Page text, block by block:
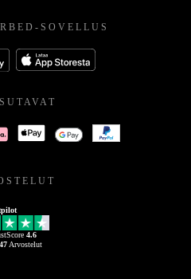
SOVELLUS
4.6
Arvostelut